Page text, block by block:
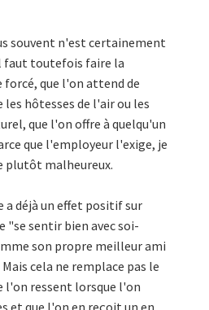
souvent n'est certainement
faut toutefois faire la
que l'on attend de
hôtesses de l'air ou les
que l'on offre à quelqu'un
que l'employeur l'exige, je
plutôt malheureux.
a déjà un effet positif sur
"se sentir bien avec soi-
son propre meilleur ami
cela ne remplace pas le
l'on ressent lorsque l'on